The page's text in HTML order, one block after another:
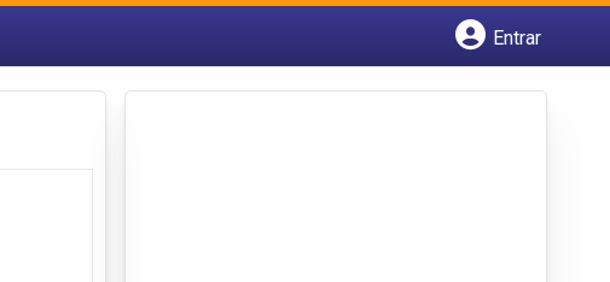
Entrar